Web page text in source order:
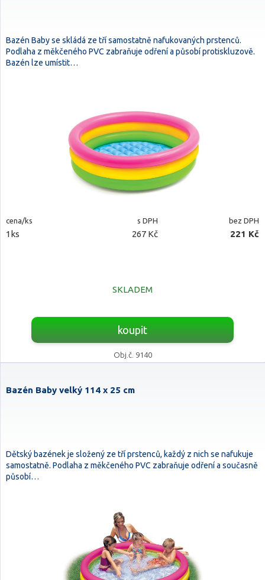
Bazén Baby se skládá ze tří samostatně nafukovaných prstenců.
Podlaha z měkčeného PVC zabraňuje odření a působí protiskluzově.
Bazén lze umístit…
cena/ks s DPH bez DPH
1ks 267 Kč 221 Kč
SKLADEM
koupit
Obj.č. 9140
Bazén Baby velký 114 x 25 cm
Dětský bazének je složený ze tří prstenců, každý z nich se nafukuje
samostatně. Podlaha z měkčeného PVC zabraňuje odření a současně
působí…